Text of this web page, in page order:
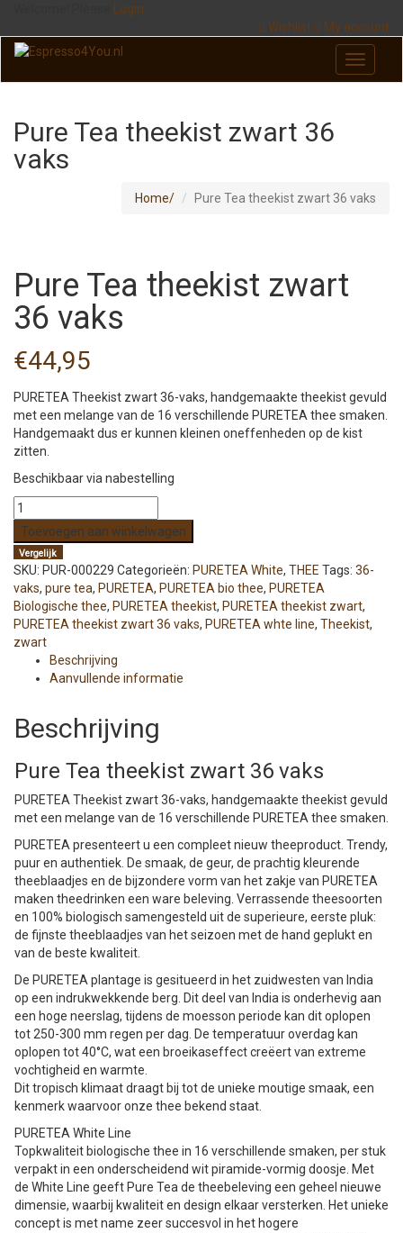
Login
Wishlist
My account
Pure Tea theekist zwart 36
vaks
Home Pure Tea theekist zwart 36 vaks
Pure Tea theekist zwart
36 vaks
€44,95
PURETEA Theekist zwart 36-vaks, handgemaakte theekist gevuld
met een melange van de 16 verschillende PURETEA thee smaken.
Handgemaakt dus er kunnen kleinen oneffenheden op de kist
zitten.
Beschikbaar via nabestelling
Pure
Tea
theekist
zwart
36
vaks
aantal
Toevoegen aan winkelwagen
Vergelijk
SKU: PUR-000229 Categorieën: PURETEA White, THEE Tags: 36-
vaks, pure tea, PURETEA, PURETEA bio thee, PURETEA
Biologische thee, PURETEA theekist, PURETEA theekist zwart,
PURETEA theekist zwart 36 vaks, PURETEA whte line, Theekist,
zwart
Beschrijving
Aanvullende informatie
Beschrijving
Pure Tea theekist zwart 36 vaks
PURETEA Theekist zwart 36-vaks, handgemaakte theekist gevuld
met een melange van de 16 verschillende PURETEA thee smaken.
PURETEA presenteert u een compleet nieuw theeproduct. Trendy,
puur en authentiek. De smaak, de geur, de prachtig kleurende
theeblaadjes en de bijzondere vorm van het zakje van PURETEA
maken theedrinken een ware beleving. Verrassende theesoorten
en 100% biologisch samengesteld uit de superieure, eerste pluk:
de fijnste theeblaadjes van het seizoen met de hand geplukt en
van de beste kwaliteit.
De PURETEA plantage is gesitueerd in het zuidwesten van India
op een indrukwekkende berg. Dit deel van India is onderhevig aan
een hoge neerslag, tijdens de moesson periode kan dit oplopen
tot 250-300 mm regen per dag. De temperatuur overdag kan
oplopen tot 40°C, wat een broeikaseffect creëert van extreme
vochtigheid en warmte.
Dit tropisch klimaat draagt bij tot de unieke moutige smaak, een
kenmerk waarvoor onze thee bekend staat.
PURETEA White Line
Topkwaliteit biologische thee in 16 verschillende smaken, per stuk
verpakt in een onderscheidend wit piramide-vormig doosje. Met
de White Line geeft Pure Tea de theebeleving een geheel nieuwe
dimensie, waarbij kwaliteit en design elkaar versterken. Het unieke
concept is met name zeer succesvol in het hogere